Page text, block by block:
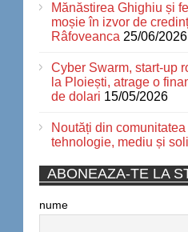
Mănăstirea Ghighiu și
moșie în izvor de
Râfoveanca 25/06/2026
Cyber Swarm, start-up
la Ploiești, atrage o
de dolari 15/05/2026
Noutăți din
tehnologie, mediu și
ABONEAZA-TE LA
nume